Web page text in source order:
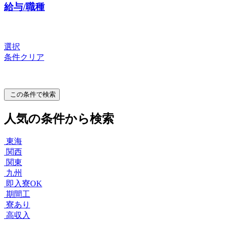
給与/職種
選択
条件クリア
この条件で検索
人気の条件から検索
東海
関西
関東
九州
即入寮OK
期間工
寮あり
高収入